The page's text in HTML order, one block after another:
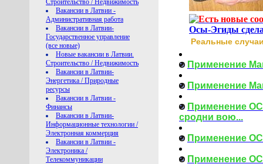
Строительство / Недвижимость
Вакансии в Латвии -
Административная работа
Вакансии в Латвии-
Государственное управление
(все новые)
Новые вакансии в Латвии.
Строительство / Недвижимость
Вакансии в Латвии-
Энергетика / Природные
ресурсы
Вакансии в Латвии -
Финансы
Вакансии в Латвии-
Информационные технологии /
Электронная коммерция
Вакансии в Латвии -
Электроника /
Телекоммуникации
Осы-Эгиды
Реальные
Применение
Применение
Применение
сродни вою...
Применение
Применение